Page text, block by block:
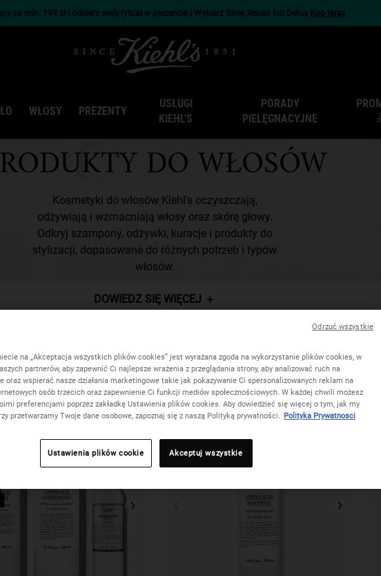
za min. 199 zł i odbierz swój rytuał w prezencie | Wybierz Glow, Repair lub Detox Kup teraz
WŁOSY PREZENTY
USŁUGI
KIEHL'S
PORADY
PIELĘGNACYJNE
DO WŁOSÓW
Kosmetyki do włosów Kiehl's oczyszczają,
odżywiają i wzmacniają włosy oraz skórę głowy.
Odkryj szampony, odżywki, kuracje i produkty do
stylizacji, dopasowane do różnych potrzeb i typów
włosów.
DOWIEDZ SIĘ WIĘCEJ ＋
14 Produkty
na „Akceptacja wszystkich plików cookies” jest wyrażana zgoda na wykorzystanie plików cookies, w
partnerów, aby zapewnić Ci najlepsze wrażenia z przeglądania strony, aby analizować ruch na
oraz wspierać nasze działania marketingowe takie jak pokazywanie Ci spersonalizowanych reklam na
osób trzecich oraz zapewnienie Ci funkcji mediów społecznościowych. W każdej chwili możesz
preferencjami poprzez zakładkę Ustawienia plików cookies. Aby dowiedzieć się więcej o tym, jak my
przetwarzamy Twoje dane osobowe, zapoznaj się z naszą Polityką prywatności. Polityka Prywatnosci
Ustawienia plików cookie Akceptuj wszystkie
Odrzuć wszystkie